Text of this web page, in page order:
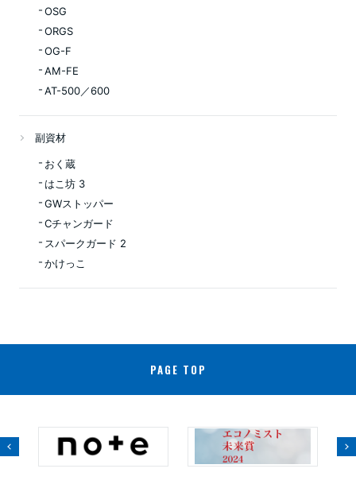
OSG
ORGS
OG-F
AM-FE
AT-500／600
副資材
おく蔵
はこ坊 3
GWストッパー
Cチャンガード
スパークガード 2
かけっこ
PAGE TOP